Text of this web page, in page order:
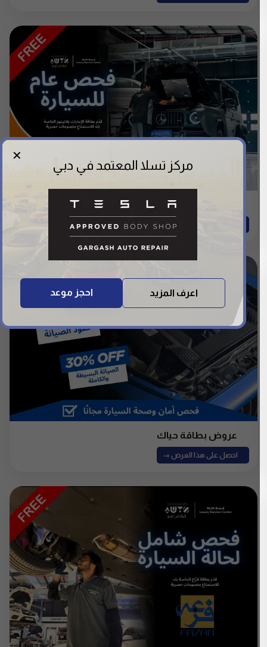
عرض بطاقة الإمارات
احصل على هذا العرض →
عروض بطاقة حياك
احصل على هذا العرض →
✕
مركز تسلا المعتمد في دبي
احجز موعد اعرف المزيد